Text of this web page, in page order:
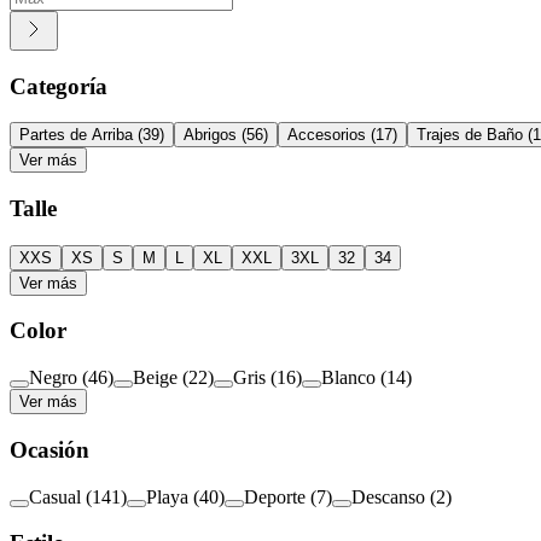
Categoría
Partes de Arriba (39) Abrigos (56) Accesorios (17) Trajes de Baño (
Ver más
Talle
XXS XS S M XL XXL 3XL 32
34
Ver más
Color
Negro (46) Beige (22) Gris (16) Blanco (14)
Ver más
Ocasión
Casual (141) Playa (40) Deporte (7) Descanso (2)